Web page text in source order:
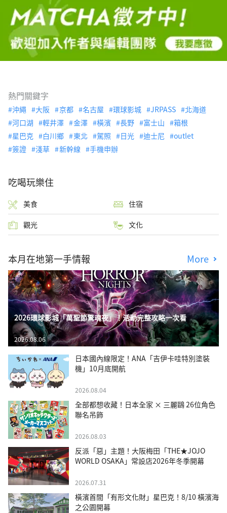
熱門關鍵字
沖繩 大阪 京都 名古屋 環球影城 JRPASS
北海道
河口湖
輕井澤 金澤 橫濱 長野 富士山
箱根
星巴克
白川鄉 東北 駕照 日光 迪士尼
outlet
簽證
淺草 新幹線 手機申辦
吃喝玩樂住
美食 住宿
觀光 文化
本月在地第一手情報 More
2026環球影城「萬聖節驚魂夜」！活動完整攻略一次看
2026.08.06
日本國內線限定！ANA「吉伊卡哇特別塗裝
機」10月底開航
2026.08.04
全部都想收藏！日本全家 × 三麗鷗 26位角色
聯名吊飾
2026.08.03
反派「惡」主題！大阪梅田「THE★JOJO
WORLD OSAKA」常設店2026年冬季開幕
2026.07.31
橫濱首間「有形文化財」星巴克！8/10 橫濱海
之公園開幕